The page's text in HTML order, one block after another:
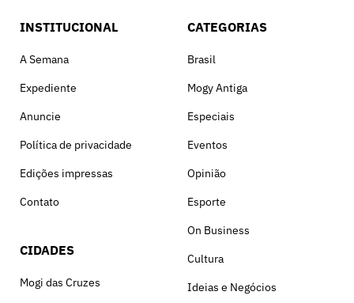
INSTITUCIONAL
A Semana
Expediente
Anuncie
Política de privacidade
Edições impressas
Contato
CIDADES
Mogi das Cruzes
CATEGORIAS
Brasil
Mogy Antiga
Especiais
Eventos
Opinião
Esporte
On Business
Cultura
Ideias e Negócios